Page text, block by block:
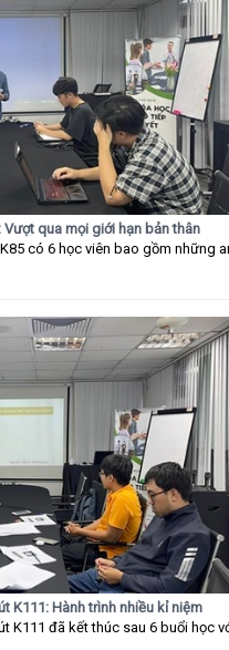
Vượt qua mọi giới hạn bản thân
có 6 học viên bao gồm những
K111: Hành trình nhiều kỉ niệm
K111 đã kết thúc sau 6 buổi học